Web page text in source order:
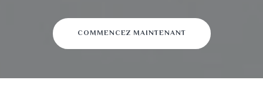
COMMENCEZ MAINTENANT